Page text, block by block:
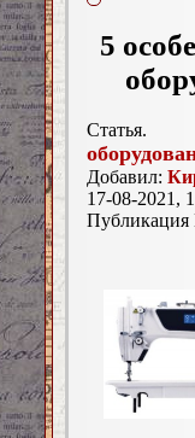
5
Статья.
Добавил:
17-08-2021,